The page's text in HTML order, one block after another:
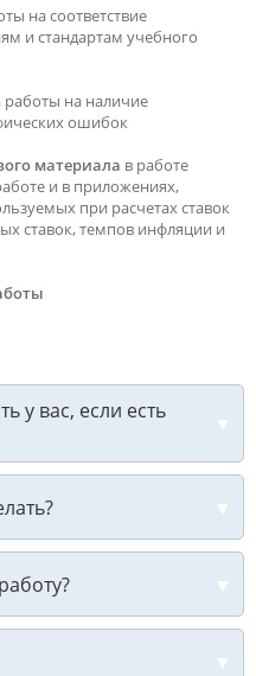
на соответствие
и стандартам учебного
работы на наличие
ошибок
материала в работе
и в приложениях,
при расчетах ставок
ставок, темпов инфляции и
у вас, если есть